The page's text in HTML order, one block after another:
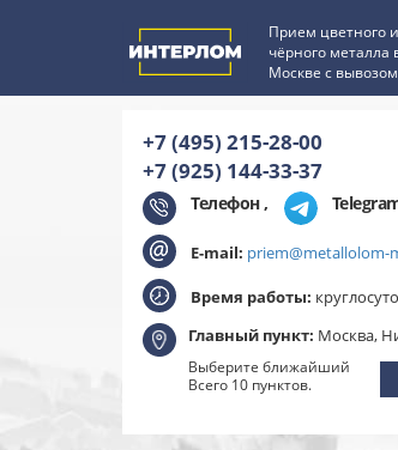
Прием цветного и
чёрного металла
Москве с вывозом
+7 (495) 215-28-00
+7 (925) 144-33-37
Телефон ,
E-mail: priem@metallolom-
Время работы:
Главный пункт: Москва,
Выберите ближайший
Всего 10 пунктов.